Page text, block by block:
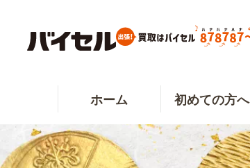
ホーム 初めての方へ